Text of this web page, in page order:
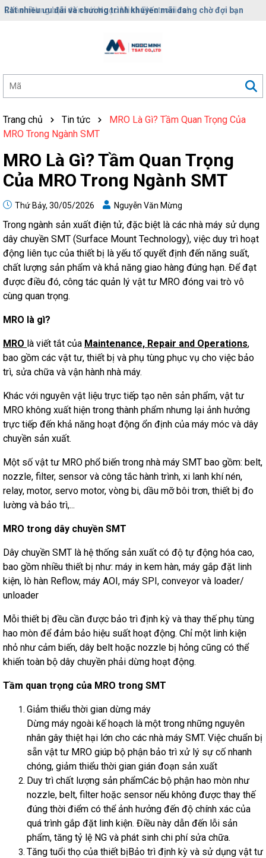
Rất nhiều ưu đãi và chương trình khuyến mãi đang chờ đợi bạn
Trang chủ Tin tức
MRO Là Gì? Tầm Quan Trọng Của
MRO Trong Ngành SMT
MRO Là Gì? Tầm Quan Trọng
Của MRO Trong Ngành SMT
Thứ Bảy, 30/05/2026 Nguyễn Văn Mừng
Trong ngành sản xuất điện tử, đặc biệt là các nhà máy sử dụng
dây chuyền SMT (Surface Mount Technology), việc duy trì hoạt
động liên tục của thiết bị là yếu tố quyết định đến năng suất,
chất lượng sản phẩm và khả năng giao hàng đúng hạn. Để đạt
được điều đó, công tác quản lý vật tư MRO đóng vai trò vô
cùng quan trọng.
MRO là gì?
MRO là viết tắt của Maintenance, Repair and Operations,
bao gồm các vật tư, thiết bị và phụ tùng phục vụ cho việc bảo
trì, sửa chữa và vận hành nhà máy.
Khác với nguyên vật liệu trực tiếp tạo nên sản phẩm, vật tư
MRO không xuất hiện trong thành phẩm nhưng lại ảnh hưởng
trực tiếp đến khả năng hoạt động ổn định của máy móc và dây
chuyền sản xuất.
Một số vật tư MRO phổ biến trong nhà máy SMT bao gồm: belt,
nozzle, filter, sensor và công tắc hành trình, xi lanh khí nén,
relay, motor, servo motor, vòng bi, dầu mỡ bôi trơn, thiết bị đo
lường và bảo trì,...
MRO trong dây chuyền SMT
Dây chuyền SMT là hệ thống sản xuất có độ tự động hóa cao,
bao gồm nhiều thiết bị như: máy in kem hàn, máy gắp đặt linh
kiện, lò hàn Reflow, máy AOI, máy SPI, conveyor và loader/
unloader
Mỗi thiết bị đều cần được bảo trì định kỳ và thay thế phụ tùng
hao mòn để đảm bảo hiệu suất hoạt động. Chỉ một linh kiện
nhỏ như cảm biến, dây belt hoặc nozzle bị hỏng cũng có thể
khiến toàn bộ dây chuyền phải dừng hoạt động.
Tầm quan trọng của MRO trong SMT
Giảm thiểu thời gian dừng máy
Dừng máy ngoài kế hoạch là một trong những nguyên
nhân gây thiệt hại lớn cho các nhà máy SMT. Việc chuẩn bị
sẵn vật tư MRO giúp bộ phận bảo trì xử lý sự cố nhanh
chóng, giảm thiểu thời gian gián đoạn sản xuất
Duy trì chất lượng sản phẩmCác bộ phận hao mòn như
nozzle, belt, filter hoặc sensor nếu không được thay thế
đúng thời điểm có thể ảnh hưởng đến độ chính xác của
quá trình gắp đặt linh kiện. Điều này dẫn đến lỗi sản
phẩm, tăng tỷ lệ NG và phát sinh chi phí sửa chữa.
Tăng tuổi thọ của thiết bịBảo trì định kỳ và sử dụng vật tư